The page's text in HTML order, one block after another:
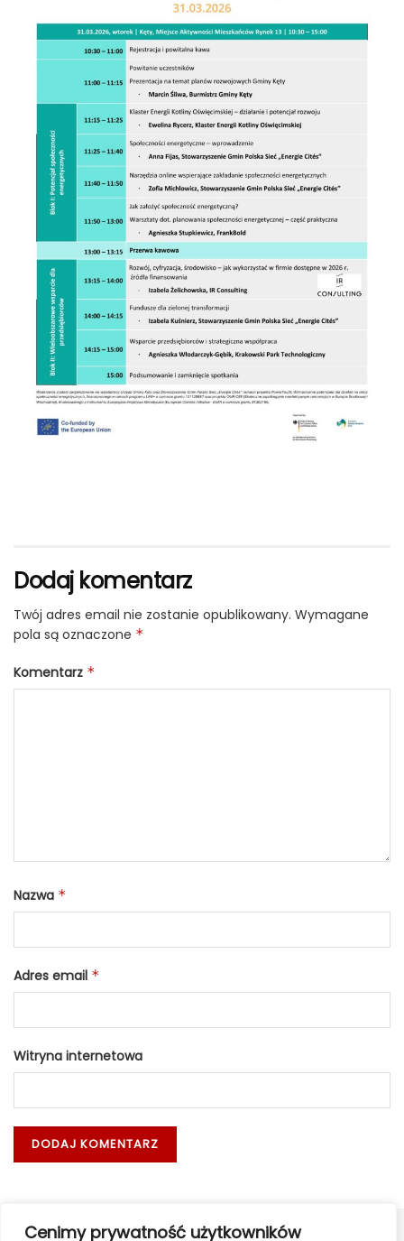
Cenimy prywatność użytkowników
Dodaj komentarz
Twój adres email nie zostanie opublikowany. Wymagane
pola są oznaczone *
Komentarz *
Nazwa *
Adres email *
Witryna internetowa